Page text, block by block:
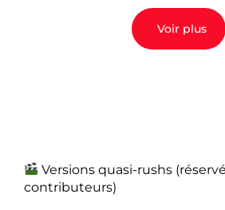
Voir plus
Versions quasi-rushs
contributeurs)